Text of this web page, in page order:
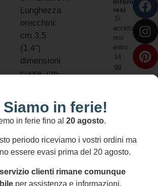
Lunghezza
orecchini:
cm 3,5
(1.4″)
dimensioni
cuore: cm
0.72″)
NICHEL
AND
LEAD
Informativa
resi
Si
accettano
resi
entro
14
gg
Siamo in ferie!
in ferie fino al 20 agosto.
periodo riceviamo i vostri ordini ma
essere evasi prima del 20 agosto.
servizio clienti rimane comunque
per assistenza e informazioni.